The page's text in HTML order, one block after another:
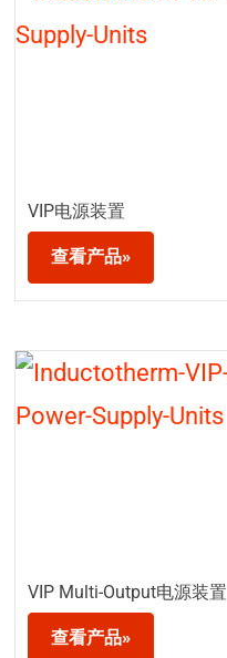
VIP电源装置
查看产品»
VIP Multi-Output电源装置
查看产品»